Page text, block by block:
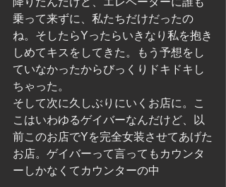
乗って来ずに、私たちだけだったの
ね。そしたらYったらいきなり私を抱き
しめてキスをしてきた。もう予想をし
ていなかったからびっくりドキドキし
ちゃった。
そして次に久しぶりにいくお店に。こ
こはいわゆるゲイバーなんだけど、以
前このお店でYを完全女装させてあげた
お店。ゲイバーって言ってもカウンタ
ーしかなくてカウンターの中